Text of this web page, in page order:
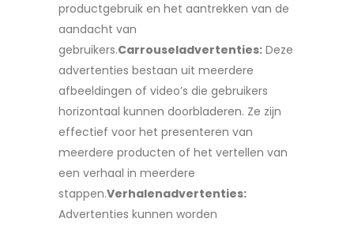
productgebruik en het aantrekken van de
aandacht van
gebruikers.Carrouseladvertenties: Deze
advertenties bestaan uit meerdere
afbeeldingen of video’s die gebruikers
horizontaal kunnen doorbladeren. Ze zijn
effectief voor het presenteren van
meerdere producten of het vertellen van
een verhaal in meerdere
stappen.Verhalenadvertenties:
Advertenties kunnen worden